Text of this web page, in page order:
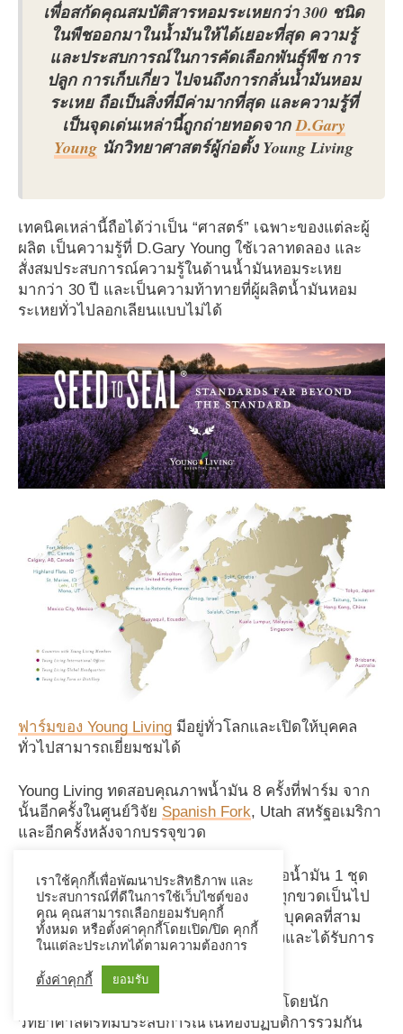
เพื่อสกัดคุณสมบัติสารหอมระเหยกว่า 300 ชนิด
ในพืชออกมาในน้ำมันให้ได้เยอะที่สุด ความรู้
และประสบการณ์ในการคัดเลือกพันธุ์พืช การ
ปลูก การเก็บเกี่ยว ไปจนถึงการกลั่นน้ำมันหอม
ระเหย ถือเป็นสิ่งที่มีค่ามากที่สุด และความรู้ที่
เป็นจุดเด่นเหล่านี้ถูกถ่ายทอดจากD.Gary
Young นักวิทยาศาสตร์ผู้ก่อตั้ง Young Living
เทคนิคเหล่านี้ถือได้ว่าเป็น “ศาสตร์” เฉพาะของแต่ละผู้
ผลิต เป็นความรู้ที่ D.Gary Young ใช้เวลาทดลอง และ
สั่งสมประสบการณ์ความรู้ในด้านน้ำมันหอมระเหย
มากว่า 30 ปี และเป็นความท้าทายที่ผู้ผลิตน้ำมันหอม
ระเหยทั่วไปลอกเลียนแบบไม่ได้
ฟาร์มของ Young Living มีอยู่ทั่วโลกและเปิดให้บุคคล
ทั่วไปสามารถเยี่ยมชมได้
Young Living ทดสอบคุณภาพน้ำมัน 8 ครั้งที่ฟาร์ม จาก
นั้นอีกครั้งในศูนย์วิจัย Spanish Fork, Utah สหรัฐอเมริกา
และอีกครั้งหลังจากบรรจุขวด
Young Livingทำการทดสอบถึง 24 ครั้งต่อน้ำมัน 1 ชุด
เพื่อให้แน่ใจว่าคุณภาพน้ำมันหอมระเหยทุกขวดเป็นไป
ตามมาตรฐาน จากนั้นทำการทดสอบโดยบุคคลที่สาม
โดยห้องปฏิบัติการอิสระที่ได้รับการรับรองและได้รับการ
น้ำมันของ Young Living ผ่านการทดสอบโดยนัก
วิทยาศาสตร์ที่มีประสบการณ์ในห้องปฏิบัติการรวมกัน
เราใช้คุกกี้เพื่อพัฒนาประสิทธิภาพ และ
ประสบการณ์ที่ดีในการใช้เว็บไซต์ของ
คุณ คุณสามารถเลือกยอมรับคุกกี้
ทั้งหมด หรือตั้งค่าคุกกี้โดยเปิด/ปิด คุกกี้
ในแต่ละประเภทได้ตามความต้องการ
ตั้งค่าคุกกี้ ยอมรับ